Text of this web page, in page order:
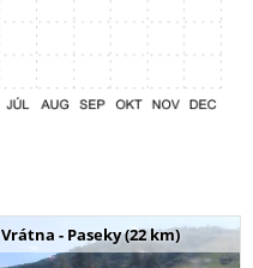
Vrátna - Paseky (22 km)